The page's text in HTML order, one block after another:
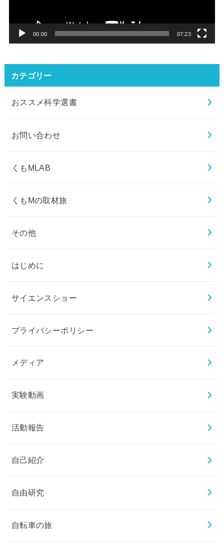
00:00 07:23
カテゴリー
おススメ科学選書
お問い合わせ
くもMLAB
くもMの取材旅
その他
はじめに
サイエンスショー
プライバシーポリシー
メディア
実験動画
活動報告
自己紹介
自由研究
自転車の旅